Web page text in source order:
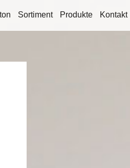
Sortiment Produkte Kontakt